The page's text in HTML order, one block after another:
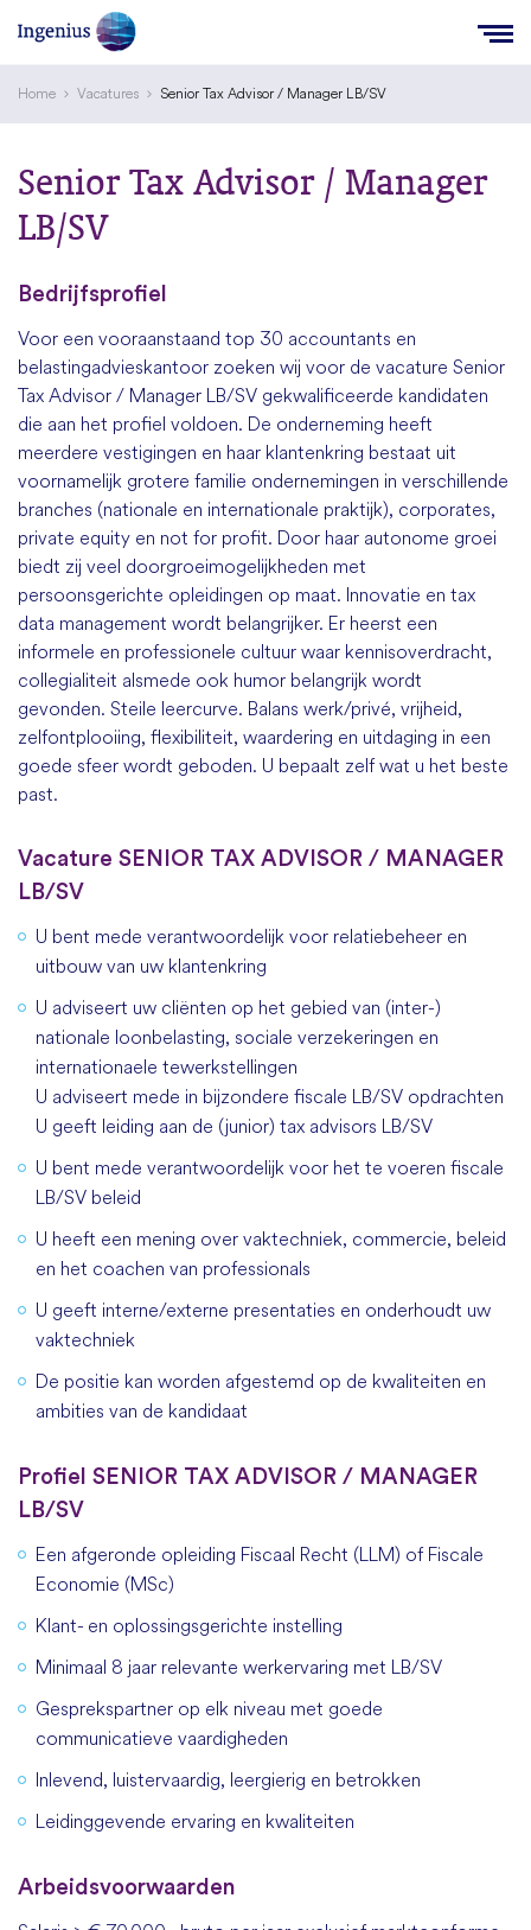
Home Vacatures Senior Tax Advisor / Manager LB/SV
Senior Tax Advisor / Manager
LB/SV
Bedrijfsprofiel
Voor een vooraanstaand top 30 accountants en
belastingadvieskantoor zoeken wij voor de vacature Senior
Tax Advisor / Manager LB/SV gekwalificeerde kandidaten
die aan het profiel voldoen. De onderneming heeft
meerdere vestigingen en haar klantenkring bestaat uit
voornamelijk grotere familie ondernemingen in verschillende
branches (nationale en internationale praktijk), corporates,
private equity en not for profit. Door haar autonome groei
biedt zij veel doorgroeimogelijkheden met
persoonsgerichte opleidingen op maat. Innovatie en tax
data management wordt belangrijker. Er heerst een
informele en professionele cultuur waar kennisoverdracht,
collegialiteit alsmede ook humor belangrijk wordt
gevonden. Steile leercurve. Balans werk/privé, vrijheid,
zelfontplooiing, flexibiliteit, waardering en uitdaging in een
goede sfeer wordt geboden. U bepaalt zelf wat u het beste
past.
Vacature SENIOR TAX ADVISOR / MANAGER
LB/SV
U bent mede verantwoordelijk voor relatiebeheer en
uitbouw van uw klantenkring
U adviseert uw cliënten op het gebied van (inter-)
nationale loonbelasting, sociale verzekeringen en
internationaele tewerkstellingen
U adviseert mede in bijzondere fiscale LB/SV opdrachten
U geeft leiding aan de (junior) tax advisors LB/SV
U bent mede verantwoordelijk voor het te voeren fiscale
LB/SV beleid
U heeft een mening over vaktechniek, commercie, beleid
en het coachen van professionals
U geeft interne/externe presentaties en onderhoudt uw
vaktechniek
De positie kan worden afgestemd op de kwaliteiten en
ambities van de kandidaat
Profiel SENIOR TAX ADVISOR / MANAGER
LB/SV
Een afgeronde opleiding Fiscaal Recht (LLM) of Fiscale
Economie (MSc)
Klant- en oplossingsgerichte instelling
Minimaal 8 jaar relevante werkervaring met LB/SV
Gesprekspartner op elk niveau met goede
communicatieve vaardigheden
Inlevend, luistervaardig, leergierig en betrokken
Leidinggevende ervaring en kwaliteiten
Arbeidsvoorwaarden